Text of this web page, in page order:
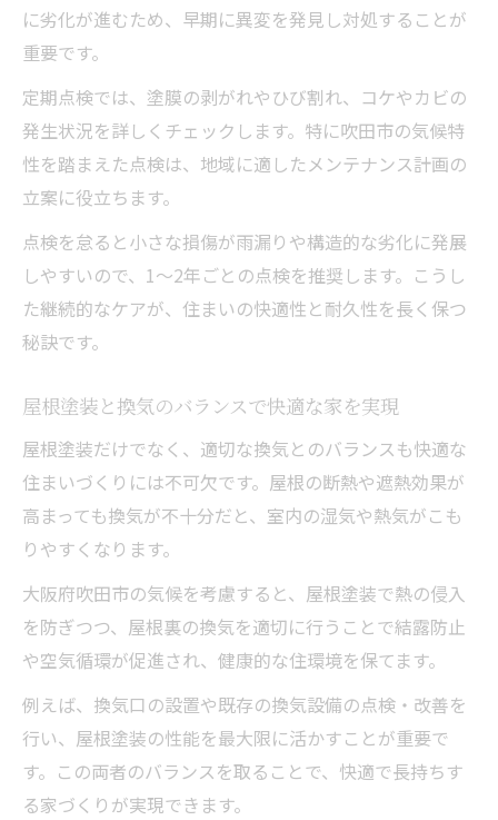
に劣化が進むため、早期に異変を発見し対処することが
重要です。
定期点検では、塗膜の剥がれやひび割れ、コケやカビの
発生状況を詳しくチェックします。特に吹田市の気候特
性を踏まえた点検は、地域に適したメンテナンス計画の
立案に役立ちます。
点検を怠ると小さな損傷が雨漏りや構造的な劣化に発展
しやすいので、1〜2年ごとの点検を推奨します。こうし
た継続的なケアが、住まいの快適性と耐久性を長く保つ
秘訣です。
屋根塗装と換気のバランスで快適な家を実現
屋根塗装だけでなく、適切な換気とのバランスも快適な
住まいづくりには不可欠です。屋根の断熱や遮熱効果が
高まっても換気が不十分だと、室内の湿気や熱気がこも
りやすくなります。
大阪府吹田市の気候を考慮すると、屋根塗装で熱の侵入
を防ぎつつ、屋根裏の換気を適切に行うことで結露防止
や空気循環が促進され、健康的な住環境を保てます。
例えば、換気口の設置や既存の換気設備の点検・改善を
行い、屋根塗装の性能を最大限に活かすことが重要で
す。この両者のバランスを取ることで、快適で長持ちす
る家づくりが実現できます。